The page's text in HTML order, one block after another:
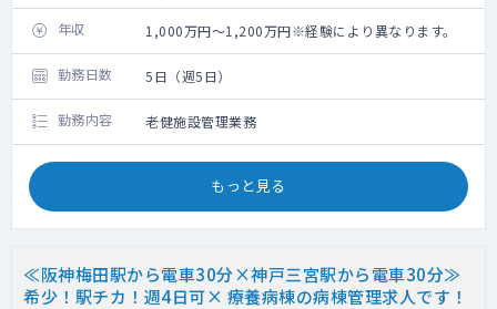
年収 1,000万円～1,200万円※経験により異なります。
勤務日数 5日（週5日）
勤務内容 老健施設管理業務
もっと見る
≪阪神梅田駅から電車30分×神戸三宮駅から電車30分≫
希少！駅チカ！週4日可× 療養病棟の病棟管理求人です！